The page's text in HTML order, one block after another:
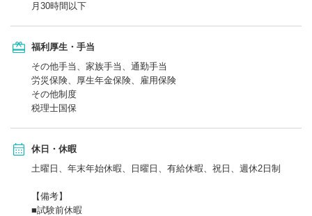
月30時間以下
福利厚生・手当
その他手当、家族手当、通勤手当
労災保険、厚生年金保険、雇用保険
その他制度
税理士国保
休日・休暇
土曜日、年末年始休暇、日曜日、有給休暇、祝日、週休2日制
【備考】
■試験前休暇